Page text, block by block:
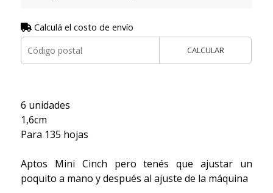
Calculá el costo de envío
CALCULAR
6 unidades
1,6cm
Para 135 hojas
Aptos Mini Cinch pero tenés que ajustar un
poquito a mano y después al ajuste de la máquina